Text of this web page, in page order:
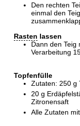
Den rechten
einmal den
Rasten lassen
Dann den Teig
Verarbeitung
Topfenfülle
Zutaten: 250 g
20 g
Zitronensaft
Alle Zutaten